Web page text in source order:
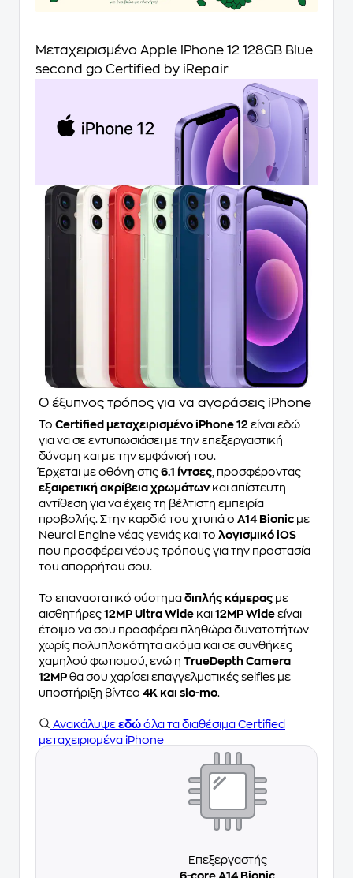
Μεταχειρισμένο Apple iPhone 12 128GB Blue
second go Certified by iRepair
Ο έξυπνος τρόπος για να αγοράσεις iPhone
Το Certified μεταχειρισμένο iPhone 12 είναι εδώ
για να σε εντυπωσιάσει με την επεξεργαστική
δύναμη και με την εμφάνισή του.
Έρχεται με οθόνη στις 6.1 ίντσες , προσφέροντας
εξαιρετική ακρίβεια χρωμάτωνκαι απίστευτη
αντίθεση για να έχεις τη βέλτιστη εμπειρία
προβολής. Στην καρδιά του χτυπά ο A14 Bionic με
Neural Engine νέας γενιάς και το λογισμικό iOS
που προσφέρει νέους τρόπους για την προστασία
του απορρήτου σου.
Το επαναστατικό σύστημα διπλής κάμερας με
αισθητήρες 12MP Ultra Wide και 12MP Wide είναι
έτοιμο να σου προσφέρει πληθώρα δυνατοτήτων
χωρίς πολυπλοκότητα ακόμα και σε συνθήκες
χαμηλού φωτισμού, ενώ η TrueDepth Camera
12MP θα σου χαρίσει επαγγελματικές selfies με
υποστήριξη βίντεο 4Κ και slo-mo
Ανακάλυψε εδώ όλα τα διαθέσιμα Certified
μεταχειρισμένα iPhone
Επεξεργαστής
6-core A14 Bionic